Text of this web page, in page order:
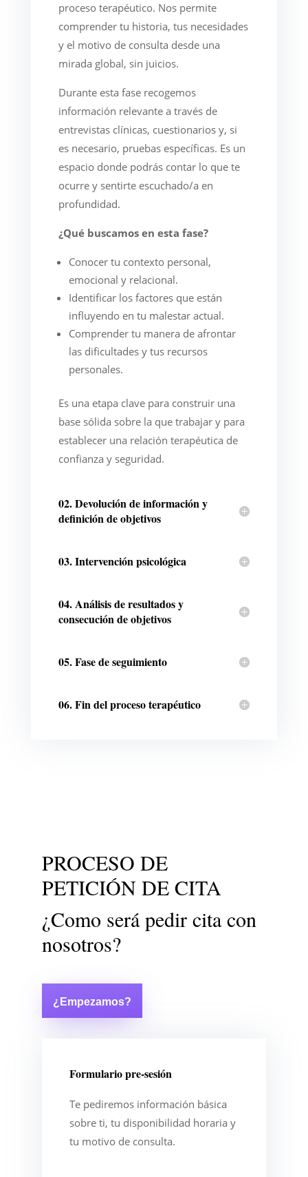
proceso terapéutico. Nos permite
comprender tu historia, tus necesidades
y el motivo de consulta desde una
mirada global, sin juicios.
Durante esta fase recogemos
información relevante a través de
entrevistas clínicas, cuestionarios y, si
es necesario, pruebas específicas. Es un
espacio donde podrás contar lo que te
ocurre y sentirte escuchado/a en
profundidad.
¿Qué buscamos en esta fase?
Conocer tu contexto personal,
emocional y relacional.
Identificar los factores que están
influyendo en tu malestar actual.
Comprender tu manera de afrontar
las dificultades y tus recursos
personales.
Es una etapa clave para construir una
base sólida sobre la que trabajar y para
establecer una relación terapéutica de
confianza y seguridad.
02. Devolución de información y
definición de objetivos
03. Intervención psicológica
04. Análisis de resultados y
consecución de objetivos
05. Fase de seguimiento
06. Fin del proceso terapéutico
PROCESO DE
PETICIÓN DE CITA
¿Como será pedir cita con
nosotros?
¿Empezamos?
Formulario pre-sesión
Te pediremos información básica
sobre ti, tu disponibilidad horaria y
tu motivo de consulta.